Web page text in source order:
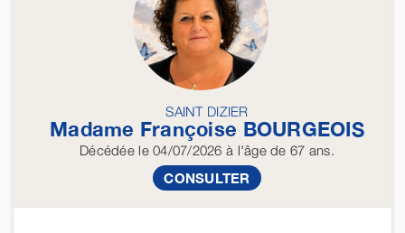
SAINT DIZIER
Madame Françoise BOURGEOIS
Décédéele 04/07/2026 à l'âge de 67 ans.
CONSULTER